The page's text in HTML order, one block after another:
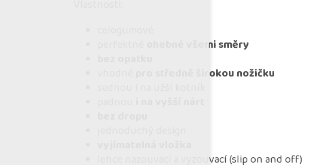
ohebné všemi směry
pro středně širokou nožičku
lehce nazouvací a vyzouvací (slip on and off)